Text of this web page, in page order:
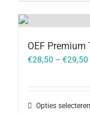
OEF
€28,50 – €29,50
Opties selecteren